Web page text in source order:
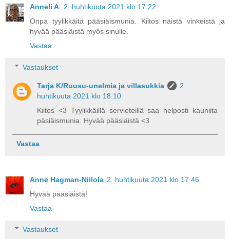
Anneli A
2. huhtikuuta 2021 klo 17.22
Onpa tyylikkäitä pääsiäismunia. Kiitos näistä vinkeistä ja
hyvää pääsiäistä myös sinulle.
Vastaa
Vastaukset
Tarja K/Ruusu-unelmia ja villasukkia
2.
huhtikuuta 2021 klo 18.10
Kiitos <3 Tyylikkäillä servieteillä saa helposti kauniita
päsiäismunia. Hyvää pääsiäistä <3
Vastaa
Anne Hagman-Niilola 2. huhtikuuta 2021 klo 17.46
Hyvää pääsiäistä!
Vastaa
Vastaukset